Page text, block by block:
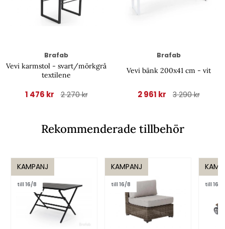
Brafab
Vevi karmstol - svart/mörkgrå
textilene
1 476 kr 2 270 kr
Brafab
Vevi bänk 200x41 cm - vit
2 961 kr 3 290 kr
Rekommenderade tillbehör
KAMPANJ
till 16/8
KAMPANJ
till 16/8 till 16/8